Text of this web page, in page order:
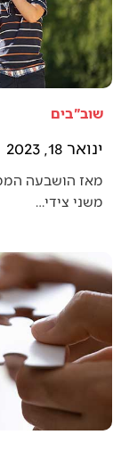
שוב"בים
ינואר 18, 2023
מאז הושבעה
משני צידי…